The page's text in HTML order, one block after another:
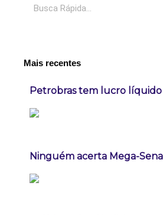
Mais recentes
Petrobras tem lucro
Ninguém acerta Mega-